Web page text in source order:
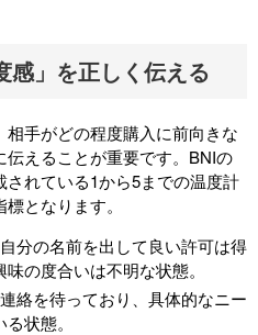
感」を正しく伝える
手がどの程度購入に前向きな
えることが重要です。BNIの
れている1から5までの温度計
となります。
自分の名前を出して良い許可は得
の度合いは不明な状態。
絡を待っており、具体的なニー
状態。